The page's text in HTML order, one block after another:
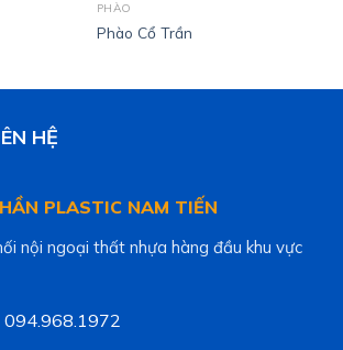
PHÀO
Phào Cổ Trần
HỆ
PLASTIC NAM TIẾN
nội ngoại thất nhựa hàng đầu khu vực
094.968.1972